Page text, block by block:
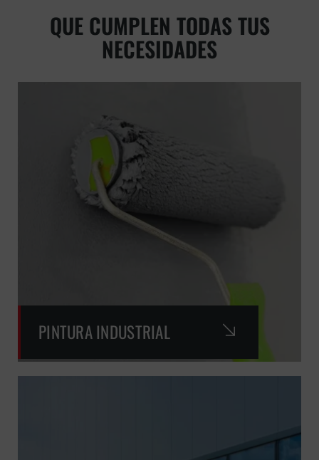
QUE CUMPLEN TODAS TUS
NECESIDADES
PINTURA INDUSTRIAL